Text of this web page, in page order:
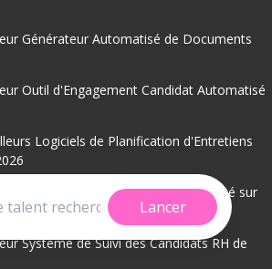
Lancer
Générateur Automatisé de Documents
Outil d'Engagement Candidat Automatisé
Logiciels de Planification d'Entretiens
Système de Classement de CV Basé sur
Système de Suivi des Candidats RH de